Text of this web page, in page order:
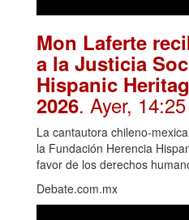
Mon Laferte
a la Justicia
Hispanic
2026. Ayer, 14:25
La cantautora chileno-
la Fundación Herencia
favor de los derechos
Debate.com.mx